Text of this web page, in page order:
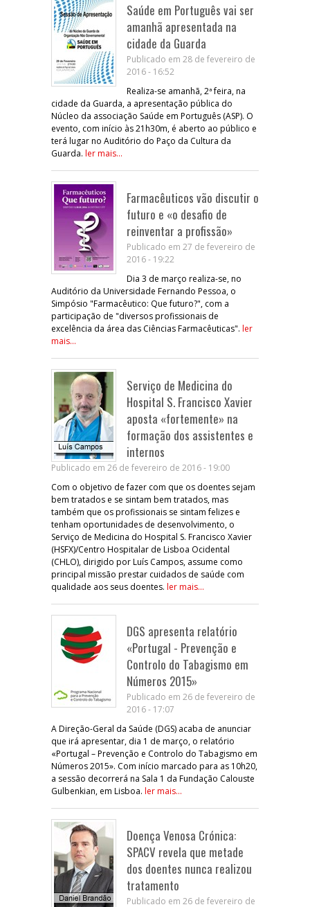
Saúde em Português vai ser
amanhã apresentada na
cidade da Guarda
Publicado em 28 de fevereiro de
2016 - 16:52
Realiza-se amanhã, 2ª feira, na
cidade da Guarda, a apresentação pública do
Núcleo da associação Saúde em Português (ASP). O
evento, com início às 21h30m, é aberto ao público e
terá lugar no Auditório do Paço da Cultura da
Guarda. ler mais...
Farmacêuticos vão discutir o
futuro e «o desafio de
reinventar a profissão»
Publicado em 27 de fevereiro de
2016 - 19:22
Dia 3 de março realiza-se, no
Auditório da Universidade Fernando Pessoa, o
Simpósio "Farmacêutico: Que futuro?", com a
participação de "diversos profissionais de
excelência da área das Ciências Farmacêuticas". ler
mais...
Serviço de Medicina do
Hospital S. Francisco Xavier
aposta «fortemente» na
formação dos assistentes e
internos
Publicado em 26 de fevereiro de 2016 - 19:00
Com o objetivo de fazer com que os doentes sejam
bem tratados e se sintam bem tratados, mas
também que os profissionais se sintam felizes e
tenham oportunidades de desenvolvimento, o
Serviço de Medicina do Hospital S. Francisco Xavier
(HSFX)/Centro Hospitalar de Lisboa Ocidental
(CHLO), dirigido por Luís Campos, assume como
principal missão prestar cuidados de saúde com
qualidade aos seus doentes. ler mais...
DGS apresenta relatório
«Portugal - Prevenção e
Controlo do Tabagismo em
Números 2015»
Publicado em 26 de fevereiro de
2016 - 17:07
A Direção-Geral da Saúde (DGS) acaba de anunciar
que irá apresentar, dia 1 de março, o relatório
«Portugal – Prevenção e Controlo do Tabagismo em
Números 2015». Com início marcado para as 10h20,
a sessão decorrerá na Sala 1 da Fundação Calouste
Gulbenkian, em Lisboa. ler mais...
Doença Venosa Crónica:
SPACV revela que metade
dos doentes nunca realizou
tratamento
Publicado em 26 de fevereiro de